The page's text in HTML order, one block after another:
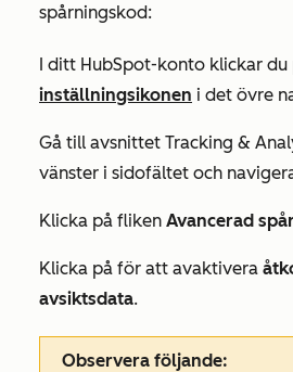
spårningskod:
I ditt HubSpot-konto klickar du
inställningsikonen i det övre
Gå till avsnittet Tracking &
vänster i sidofältet och
Klicka på fliken Avancerad
Klicka på för att avaktivera
avsiktsdata.
Observera följande: